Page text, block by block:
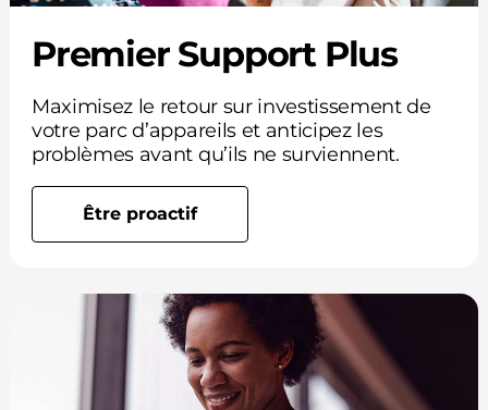
Premier Support Plus
Maximisez le retour sur investissement de
votre parc d’appareils et anticipez les
problèmes avant qu’ils ne surviennent.
Être proactif